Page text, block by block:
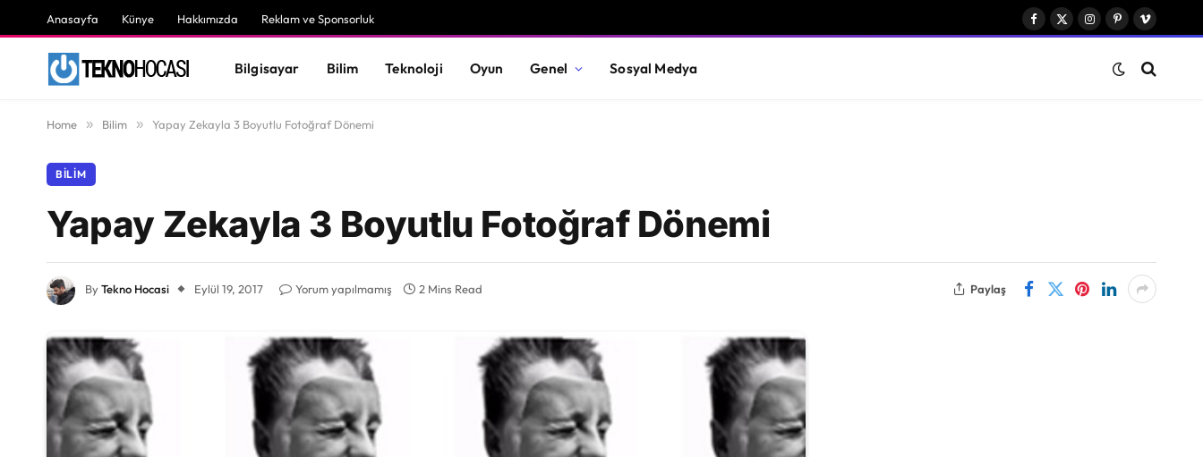
Anasayfa Künye Hakkımızda Reklam ve Sponsorluk
Facebook
X
Instagram
Pinterest
Vimeo
Bilgisayar Bilim Teknoloji Oyun Genel Sosyal Medya
Home » Bilim » Yapay Zekayla 3 Boyutlu Fotoğraf Dönemi
BILIM
Yapay Zekayla 3 Boyutlu Fotoğraf Dönemi
ByTekno Hocasi Eylül 19, 2017 Yorum yapılmamış 2 Mins Read Paylaş